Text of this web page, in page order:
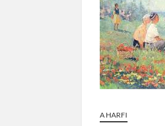
A HARFI